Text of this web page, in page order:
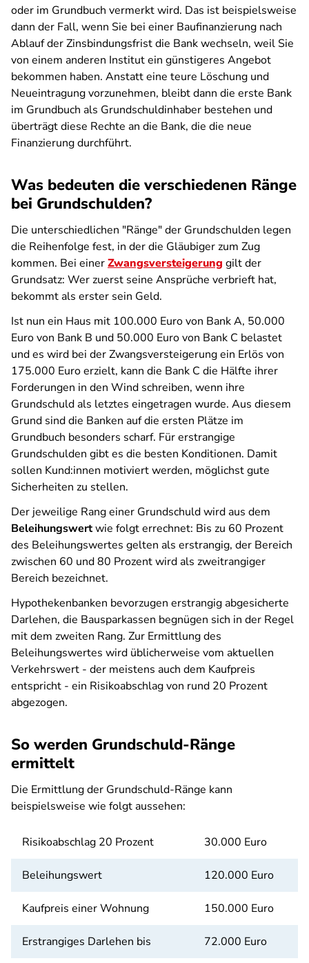
oder im Grundbuch vermerkt wird. Das ist beispielsweise
dann der Fall, wenn Sie bei einer Baufinanzierung nach
Ablauf der Zinsbindungsfrist die Bank wechseln, weil Sie
von einem anderen Institut ein günstigeres Angebot
bekommen haben. Anstatt eine teure Löschung und
Neueintragung vorzunehmen, bleibt dann die erste Bank
im Grundbuch als Grundschuldinhaber bestehen und
überträgt diese Rechte an die Bank, die die neue
Finanzierung durchführt.
Was bedeuten die verschiedenen Ränge
bei Grundschulden?
Die unterschiedlichen "Ränge" der Grundschulden legen
die Reihenfolge fest, in der die Gläubiger zum Zug
kommen. Bei einerZwangsversteigerung gilt der
Grundsatz: Wer zuerst seine Ansprüche verbrieft hat,
bekommt als erster sein Geld.
Ist nun ein Haus mit 100.000 Euro von Bank A, 50.000
Euro von Bank B und 50.000 Euro von Bank C belastet
und es wird bei der Zwangsversteigerung ein Erlös von
175.000 Euro erzielt, kann die Bank C die Hälfte ihrer
Forderungen in den Wind schreiben, wenn ihre
Grundschuld als letztes eingetragen wurde. Aus diesem
Grund sind die Banken auf die ersten Plätze im
Grundbuch besonders scharf. Für erstrangige
Grundschulden gibt es die besten Konditionen. Damit
sollen Kund:innen motiviert werden, möglichst gute
Sicherheiten zu stellen.
Der jeweilige Rang einer Grundschuld wird aus dem
Beleihungswertwie folgt errechnet: Bis zu 60 Prozent
des Beleihungswertes gelten als erstrangig, der Bereich
zwischen 60 und 80 Prozent wird als zweitrangiger
Bereich bezeichnet.
Hypothekenbanken bevorzugen erstrangig abgesicherte
Darlehen, die Bausparkassen begnügen sich in der Regel
mit dem zweiten Rang. Zur Ermittlung des
Beleihungswertes wird üblicherweise vom aktuellen
Verkehrswert - der meistens auch dem Kaufpreis
entspricht - ein Risikoabschlag von rund 20 Prozent
abgezogen.
So werden Grundschuld-Ränge
ermittelt
Die Ermittlung der Grundschuld-Ränge kann
beispielsweise wie folgt aussehen:
Risikoabschlag 20 Prozent 30.000 Euro
Beleihungswert 120.000 Euro
Kaufpreis einer Wohnung 150.000 Euro
Erstrangiges Darlehen bis 72.000 Euro